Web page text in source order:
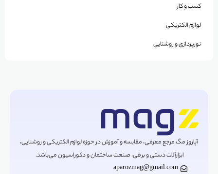
کسب و کار
لوازم الکتریکی
نورپردازی و روشنایی
آپاروز مگ مرجع معرفی، مقایسه و آموزش در حوزه لوازم الکتریکی و روشنایی،
ابزارآلات دستی و برقی، صنعت ساختمان و دکوراسیون می‌باشد.
aparozmag@gmail.com